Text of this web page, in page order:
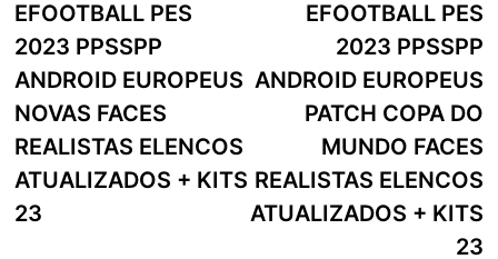
de
artigos
post:
EFOOTBALL PES
2023 PPSSPP
ANDROID EUROPEUS
NOVAS FACES
REALISTAS ELENCOS
ATUALIZADOS + KITS
23
EFOOTBALL PES
2023 PPSSPP
ANDROID EUROPEUS
PATCH COPA DO
MUNDO FACES
REALISTAS ELENCOS
ATUALIZADOS + KITS
23